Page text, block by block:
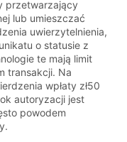
przetwarzający
lub umieszczać
uwierzytelnienia,
o statusie z
te mają limit
transakcji. Na
wpłaty zł50
autoryzacji jest
powodem